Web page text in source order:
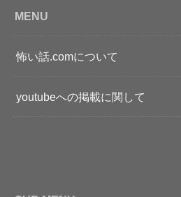
MENU
怖い話.comについて
youtubeへの掲載に関して